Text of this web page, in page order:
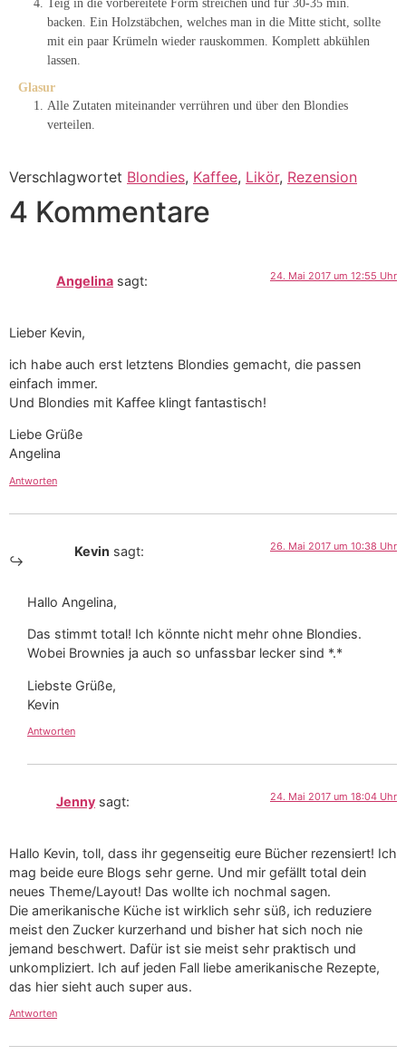
Teig in die vorbereitete Form streichen und für 30-35 min.
backen. Ein Holzstäbchen, welches man in die Mitte sticht, sollte
mit ein paar Krümeln wieder rauskommen. Komplett abkühlen
lassen.
Glasur
Alle Zutaten miteinander verrühren und über den Blondies
verteilen.
Verschlagwortet Blondies, Kaffee, Likör, Rezension
4 Kommentare
Angelina sagt: 24. Mai 2017 um 12:55 Uhr
Lieber Kevin,
ich habe auch erst letztens Blondies gemacht, die passen
einfach immer.
Und Blondies mit Kaffee klingt fantastisch!
Liebe Grüße
Angelina
Antworten
Kevin sagt: 26. Mai 2017 um 10:38 Uhr
Hallo Angelina,
Das stimmt total! Ich könnte nicht mehr ohne Blondies.
Wobei Brownies ja auch so unfassbar lecker sind *.*
Liebste Grüße,
Kevin
Antworten
Jenny sagt: 24. Mai 2017 um 18:04 Uhr
Hallo Kevin, toll, dass ihr gegenseitig eure Bücher rezensiert! Ich
mag beide eure Blogs sehr gerne. Und mir gefällt total dein
neues Theme/Layout! Das wollte ich nochmal sagen.
Die amerikanische Küche ist wirklich sehr süß, ich reduziere
meist den Zucker kurzerhand und bisher hat sich noch nie
jemand beschwert. Dafür ist sie meist sehr praktisch und
unkompliziert. Ich auf jeden Fall liebe amerikanische Rezepte,
das hier sieht auch super aus.
Antworten